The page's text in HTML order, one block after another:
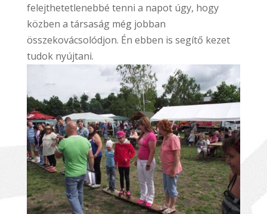
felejthetetlenebbé tenni a napot úgy, hogy
közben a társaság még jobban
összekovácsolódjon. Én ebben is segítő kezet
tudok nyújtani.